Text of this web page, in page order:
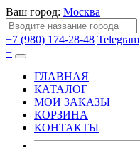
Ваш город: Москва
+7 (980) 174-28-48 Telegram
+
ГЛАВНАЯ
КАТАЛОГ
МОИ ЗАКАЗЫ
КОРЗИНА
КОНТАКТЫ